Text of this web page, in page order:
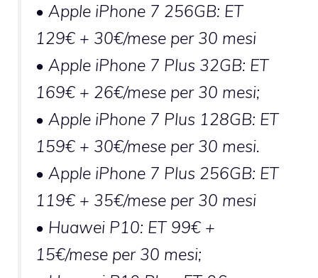
• Apple iPhone 7 256GB: ET
129€ + 30€/mese per 30 mesi
• Apple iPhone 7 Plus 32GB: ET
169€ + 26€/mese per 30 mesi;
• Apple iPhone 7 Plus 128GB: ET
159€ + 30€/mese per 30 mesi.
• Apple iPhone 7 Plus 256GB: ET
119€ + 35€/mese per 30 mesi
• Huawei P10: ET 99€ +
15€/mese per 30 mesi;